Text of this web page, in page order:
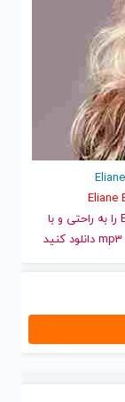
و قدیمی الیان الیاس | Eliane Elias را به راحتی و با